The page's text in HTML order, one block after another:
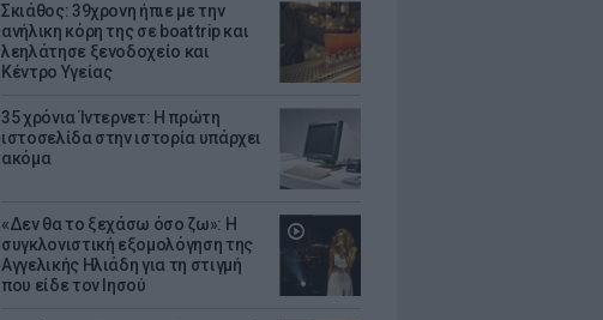
Σκιάθος: 39χρονη ήπιε με την
ανήλικη κόρη της σε boat trip και
λεηλάτησε ξενοδοχείο και
Κέντρο Υγείας
35 χρόνια Ίντερνετ: Η πρώτη
ιστοσελίδα στην ιστορία υπάρχει
ακόμα
«Δεν θα το ξεχάσω όσο ζω»: Η
συγκλονιστική εξομολόγηση της
Αγγελικής Ηλιάδη για τη στιγμή
που είδε τον Ιησού